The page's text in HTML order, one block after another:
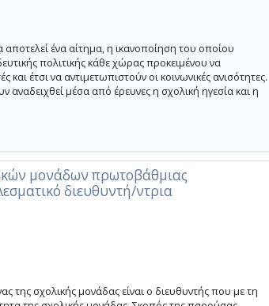
ένα αίτημα, η ικανοποίηση του οποίου
πολιτικής κάθε χώρας προκειμένου να
και έτσι να αντιμετωπιστούν οι κοινωνικές ανισότητες.
μέσα από έρευνες η σχολική ηγεσία και η
μονάδων πρωτοβάθμιας
διευθυντή/ντρια
της σχολικής μονάδας είναι ο διευθυντής που με τη